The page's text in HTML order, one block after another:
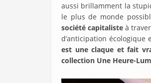
aussi brillamment la
le plus de monde
société capitaliste à
d’anticipation écologique
est une claque et fait
collection Une Heure-